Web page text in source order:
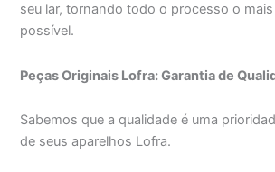
seu lar, tornando todo o processo o
possível.
Peças Originais Lofra: Garantia de
Sabemos que a qualidade é uma
de seus aparelhos Lofra.